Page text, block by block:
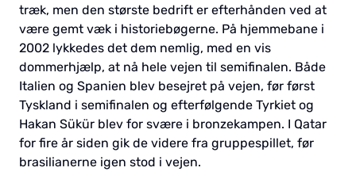
træk, men den største bedrift er efterhånden ved at
være gemt væk i historiebøgerne. På hjemmebane i
2002 lykkedes det dem nemlig, med en vis
dommerhjælp, at nå hele vejen til semifinalen. Både
Italien og Spanien blev besejret på vejen, før først
Tyskland i semifinalen og efterfølgende Tyrkiet og
Hakan Sükür blev for svære i bronzekampen. I Qatar
for fire år siden gik de videre fra gruppespillet, før
brasilianerne igen stod i vejen.